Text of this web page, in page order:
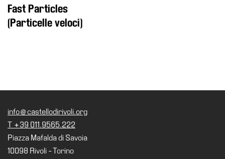
EN
Visita
Media
Organizza
Fast Particles
(Particelle veloci)
info@castellodirivoli.org
T +39 011.9565.222
Piazza Mafalda di Savoia
10098 Rivoli - Torino